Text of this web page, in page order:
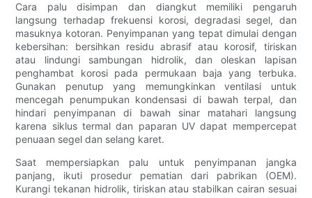
Cara palu disimpan dan diangkut memiliki pengaruh
langsung terhadap frekuensi korosi, degradasi segel, dan
masuknya kotoran. Penyimpanan yang tepat dimulai dengan
kebersihan: bersihkan residu abrasif atau korosif, tiriskan
atau lindungi sambungan hidrolik, dan oleskan lapisan
penghambat korosi pada permukaan baja yang terbuka.
Gunakan penutup yang memungkinkan ventilasi untuk
mencegah penumpukan kondensasi di bawah terpal, dan
hindari penyimpanan di bawah sinar matahari langsung
karena siklus termal dan paparan UV dapat mempercepat
penuaan segel dan selang karet.
Saat mempersiapkan palu untuk penyimpanan jangka
panjang, ikuti prosedur pematian dari pabrikan (OEM).
Kurangi tekanan hidrolik, tiriskan atau stabilkan cairan sesuai